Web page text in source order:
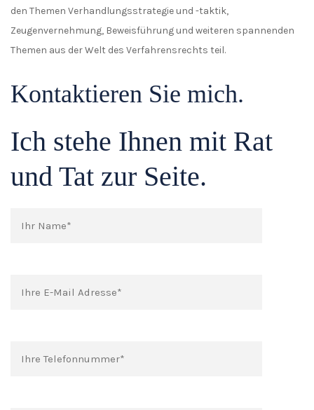
den Themen Verhandlungsstrategie und -taktik,
Zeugenvernehmung, Beweisführung und weiteren spannenden
Themen aus der Welt des Verfahrensrechts teil.
Kontaktieren Sie mich.
Ich stehe Ihnen mit Rat
und Tat zur Seite.